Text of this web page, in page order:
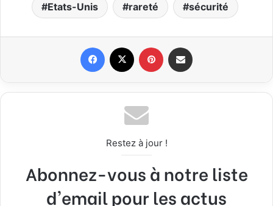
Etats-Unis rareté sécurité
Restez à jour !
Abonnez-vous à notre liste
d'email pour les actus